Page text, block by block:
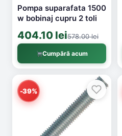
Pompa suparafata 1500
w bobinaj cupru 2 toli
404.10 lei578.00 lei
Cumpără acum
-39%